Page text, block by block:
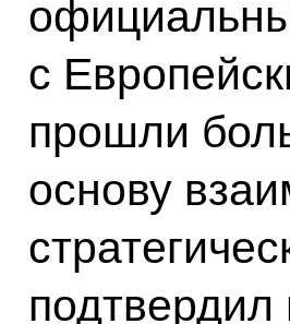
с
прошли
основу